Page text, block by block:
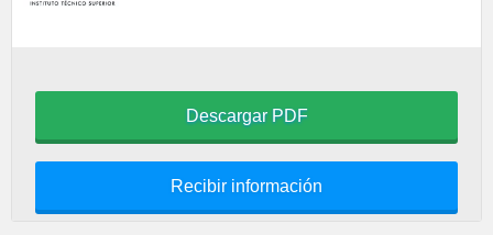
Descargar PDF
Recibir información